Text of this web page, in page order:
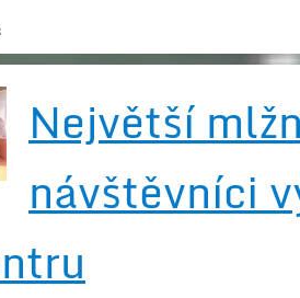
Největší
návštěvníci